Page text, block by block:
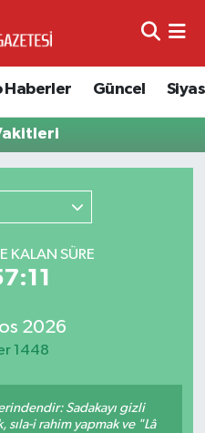
Haberler Güncel
KALAN SÜRE
2026
1448
Sadakayı gizli
i rahim yapmak ve "Lâ